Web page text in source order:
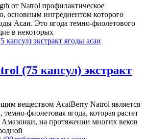
от Natrol профилактическое
основным ингредиентом которого
Асаи. Это ягода темно-фиолетового
в некоторых
(75 капсул) экстракт
веществом AcaiBerry Natrol является
фиолетовая ягода, которая растет
Амазонки, на протяжении многих веков